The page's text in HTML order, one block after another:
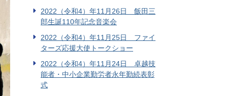
2022（令和4）年11月26日 飯田三
郎生誕110年記念音楽会
2022（令和4）年11月25日 ファイ
ターズ応援大使トークショー
2022（令和4）年11月24日 卓越技
能者・中小企業勤労者永年勤続表彰
式